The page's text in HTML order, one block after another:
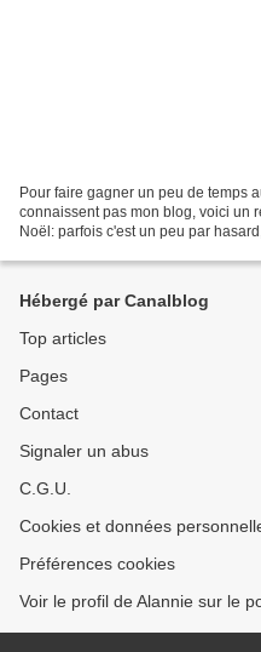
Pour faire gagner un peu de temps
connaissent pas mon blog, voici un
Noël: parfois c'est un peu par
Hébergé par Canalblog
Top articles
Pages
Contact
Signaler un abus
C.G.U.
Cookies et données
Préférences cookies
Voir le profil de Alannie sur le